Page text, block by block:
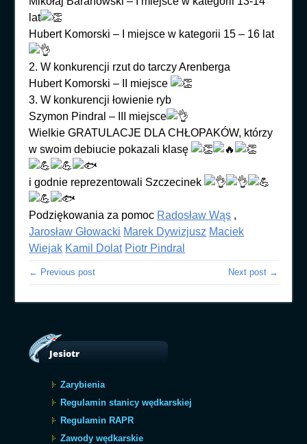
lat
Hubert Komorski – I miejsce w kategorii 15 – 16 lat
2. W konkurencji rzut do tarczy Arenberga
Hubert Komorski – II miejsce
3. W konkurencji łowienie ryb
Szymon Pindral – III miejsce
Wielkie GRATULACJE DLA CHŁOPAKÓW, którzy
w swoim debiucie pokazali klasę
i godnie reprezentowali Szczecinek
Podziękowania za pomoc Radosław Wąs ,
Jarosław Głowacki Marek Dywizjusz Maciek
Wiejak Kamil Dolat Piotr Pindral
← Previous post Next post →
Jesiotr
Zarybienia
Regulamin stanicy wędkarskiej
Regulamin RAPR
Zawody wędkarskie